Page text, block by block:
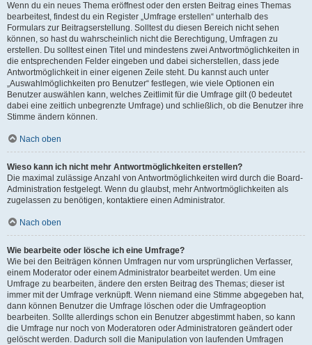
Wenn du ein neues Thema eröffnest oder den ersten Beitrag eines Themas
bearbeitest, findest du ein Register „Umfrage erstellen“ unterhalb des
Formulars zur Beitragserstellung. Solltest du diesen Bereich nicht sehen
können, so hast du wahrscheinlich nicht die Berechtigung, Umfragen zu
erstellen. Du solltest einen Titel und mindestens zwei Antwortmöglichkeiten in
die entsprechenden Felder eingeben und dabei sicherstellen, dass jede
Antwortmöglichkeit in einer eigenen Zeile steht. Du kannst auch unter
„Auswahlmöglichkeiten pro Benutzer“ festlegen, wie viele Optionen ein
Benutzer auswählen kann, welches Zeitlimit für die Umfrage gilt (0 bedeutet
dabei eine zeitlich unbegrenzte Umfrage) und schließlich, ob die Benutzer ihre
Stimme ändern können.
Nach oben
Wieso kann ich nicht mehr Antwortmöglichkeiten erstellen?
Die maximal zulässige Anzahl von Antwortmöglichkeiten wird durch die Board-
Administration festgelegt. Wenn du glaubst, mehr Antwortmöglichkeiten als
zugelassen zu benötigen, kontaktiere einen Administrator.
Nach oben
Wie bearbeite oder lösche ich eine Umfrage?
Wie bei den Beiträgen können Umfragen nur vom ursprünglichen Verfasser,
einem Moderator oder einem Administrator bearbeitet werden. Um eine
Umfrage zu bearbeiten, ändere den ersten Beitrag des Themas; dieser ist
immer mit der Umfrage verknüpft. Wenn niemand eine Stimme abgegeben hat,
dann können Benutzer die Umfrage löschen oder die Umfrageoption
bearbeiten. Sollte allerdings schon ein Benutzer abgestimmt haben, so kann
die Umfrage nur noch von Moderatoren oder Administratoren geändert oder
gelöscht werden. Dadurch soll die Manipulation von laufenden Umfragen